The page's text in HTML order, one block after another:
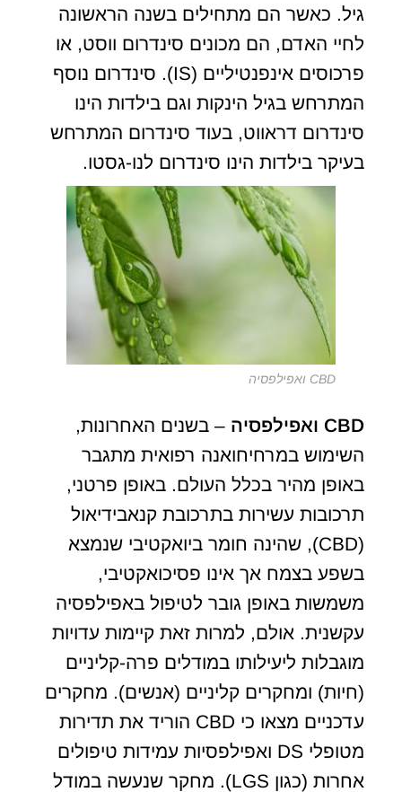
גיל. כאשר הם מתחילים בשנה הראשונה
לחיי האדם, הם מכונים סינדרום ווסט, או
פרכוסים אינפנטיליים (IS). סינדרום נוסף
המתרחש בגיל הינקות וגם בילדות הינו
סינדרום דראווט, בעוד סינדרום המתרחש
בעיקר בילדות הינו סינדרום לנו-גסטו.
CBD ואפילפסיה
CBD ואפילפסיה – בשנים האחרונות,
השימוש במרחיחואנה רפואית מתגבר
באופן מהיר בכלל העולם. באופן פרטני,
תרכובות עשירות בתרכובת קנאבידיאול
(CBD), שהינה חומר ביואקטיבי שנמצא
בשפע בצמח אך אינו פסיכואקטיבי,
משמשות באופן גובר לטיפול באפילפסיה
עקשנית. אולם, למרות זאת קיימות עדויות
מוגבלות ליעילותו במודלים פרה-קליניים
(חיות) ומחקרים קליניים (אנשים). מחקרים
עדכניים מצאו כי CBD הוריד את תדירות
מטופלי DS ואפילפסיות עמידות טיפולים
אחרות (כגון LGS). מחקר שנעשה במודל